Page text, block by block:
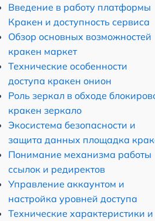
Введение в работу платформы
Кракен и доступность сервиса
Обзор основных возможностей
кракен маркет
Технические особенности
доступа кракен онион
Роль зеркал в обходе
кракен зеркало
Экосистема безопасности и
защита данных площадка
Понимание механизма работы
ссылок и редиректов
Управление аккаунтом и
настройка уровней доступа
Технические характеристики и